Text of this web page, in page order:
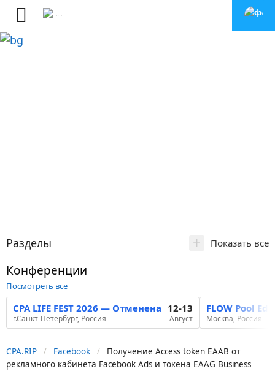
Разделы + Показать все
Конференции
Посмотреть все
CPA LIFE FEST 2026 — Отменена
г.Санкт-Петербург, Россия
12-13
Август
FLOW Pool
Москва, Россия
CPA.RIP Facebook
Получение Access token EAAB от
рекламного кабинета Facebook Ads и токена EAAG Business